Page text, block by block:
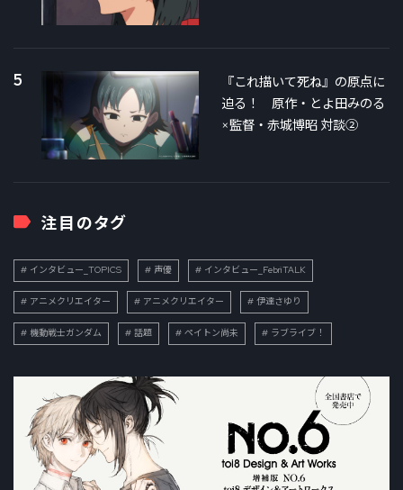
5
『これ描いて死ね』の原点に
迫る！ 原作・とよ田みのる
×監督・赤城博昭 対談②
注目のタグ
インタビュー_TOPICS 声優 インタビュー_FebriTALK
アニメクリエイター アニメクリエイター 伊達さゆり
機動戦士ガンダム 話題 ペイトン尚未 ラブライブ！